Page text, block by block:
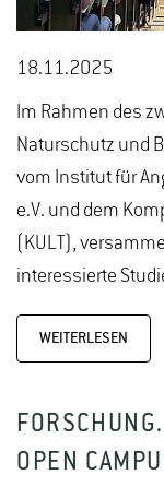
18.11.2025
Im Rahmen des
Naturschutz und
vom Institut für
e.V. und dem
(KULT),
interessierte
WEITERLESEN
OPEN